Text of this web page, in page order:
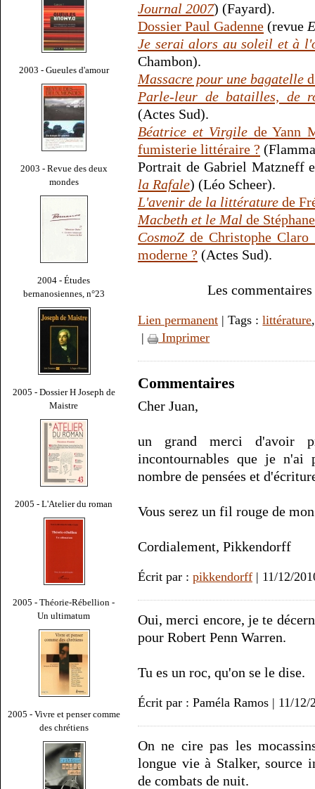
2003 - Gueules d'amour
2003 - Revue des deux
mondes
2004 - Études
bernanosiennes, n°23
2005 - Dossier H Joseph de
Maistre
2005 - L'Atelier du roman
2005 - Théorie-Rébellion -
Un ultimatum
2005 - Vivre et penser comme
des chrétiens
Journal 2007) (Fayard).
Dossier Paul Gadenne (revue
Je serai alors au soleil et à
Chambon).
Massacre pour une bagatelle
Parle-leur de batailles, de
(Actes Sud).
Béatrice et Virgile de Yann
fumisterie littéraire ?
Portrait de Gabriel Matzneff
la Rafale) (Léo Scheer).
L'avenir de la littérature de
Macbeth et le Mal de
CosmoZde Christophe Claro
moderne ? (Actes Sud).
Les
Lien permanent | Tags :littérature
|
Imprimer
Commentaires
Cher Juan,
un grand merci d'avoir
incontournables que je n'ai
nombre de pensées et
Vous serez un fil rouge de
Cordialement, Pikkendorff
Écrit par : pikkendorff | 11/12/
Oui, merci encore, je te
pour Robert Penn Warren.
Tu es un roc, qu'on se le dise.
Écrit par : Paméla Ramos | 11/12/
On ne cire pas les
longue vie à Stalker, source
de combats de nuit.